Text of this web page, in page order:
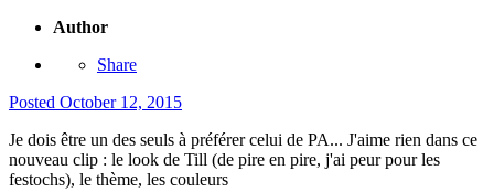
Author
Share
Posted October 12, 2015
Je dois être un des seuls à préférer celui de PA... J'aime rien dans ce
nouveau clip : le look de Till (de pire en pire, j'ai peur pour les
festochs), le thème, les couleurs